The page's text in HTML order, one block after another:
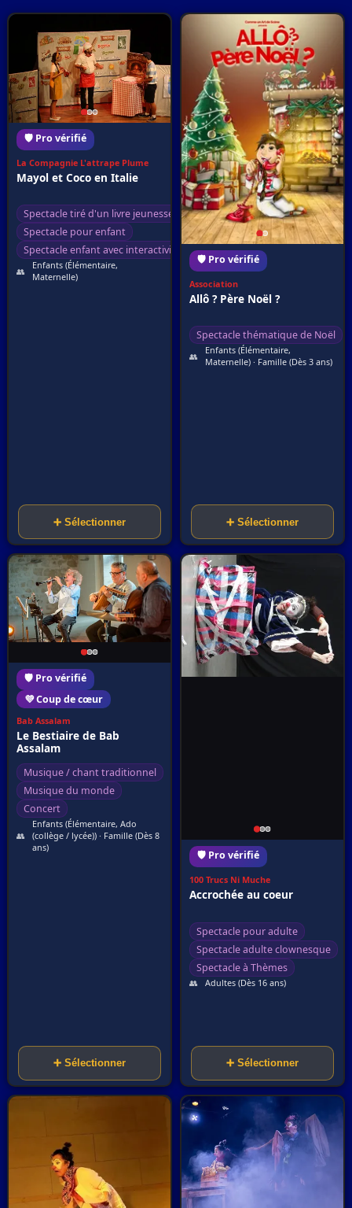
🛡️ Pro vérifié
La Compagnie L'attrape Plume
Mayol et Coco en Italie
Spectacle tiré d'un livre jeunesse
Spectacle pour enfant
Spectacle enfant avec interactivité
👥
Enfants (Élémentaire,
Maternelle)
➕ Sélectionner
🛡️ Pro vérifié
Association
Allô ? Père Noël ?
Spectacle thématique de Noël
👥
Enfants (Élémentaire,
Maternelle) · Famille (Dès 3 ans)
➕ Sélectionner
🛡️ Pro vérifié
💜 Coup de cœur
Bab Assalam
Le Bestiaire de Bab
Assalam
Musique / chant traditionnel
Musique du monde
Concert
👥
Enfants (Élémentaire, Ado
(collège / lycée)) · Famille (Dès 8
ans)
➕ Sélectionner
🛡️ Pro vérifié
100 Trucs Ni Muche
Accrochée au coeur
Spectacle pour adulte
Spectacle adulte clownesque
Spectacle à Thèmes
👥 Adultes (Dès 16 ans)
➕ Sélectionner